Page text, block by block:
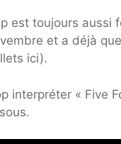
est toujours
et a déjà
ici).
interpréter « Five